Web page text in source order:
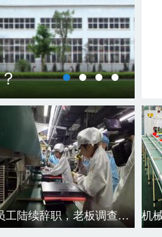
厂里员工陆续辞职，老板调查原来是...